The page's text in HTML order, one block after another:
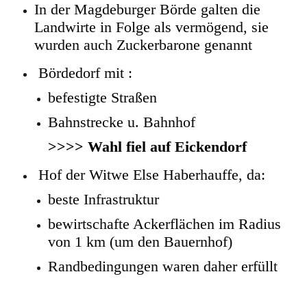
In der Magdeburger Börde galten die
Landwirte in Folge als vermögend, sie
wurden auch Zuckerbarone genannt
Bördedorf mit :
befestigte Straßen
Bahnstrecke u. Bahnhof
>>>> Wahl fiel auf Eickendorf
Hof der Witwe Else Haberhauffe, da:
beste Infrastruktur
bewirtschafte Ackerflächen im Radius
von 1 km (um den Bauernhof)
Randbedingungen waren daher erfüllt